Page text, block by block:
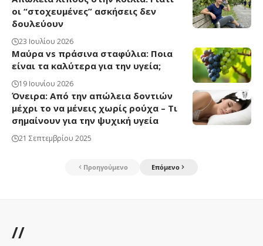
οι “στοχευμένες” ασκήσεις δεν
δουλεύουν
23 Ιουλίου 2026
Μαύρα vs πράσινα σταφύλια: Ποια
είναι τα καλύτερα για την υγεία;
19 Ιουνίου 2026
Όνειρα: Από την απώλεια δοντιών
μέχρι το να μένεις χωρίς ρούχα – Τι
σημαίνουν για την ψυχική υγεία
21 Σεπτεμβρίου 2025
Προηγούμενο Επόμενο
//